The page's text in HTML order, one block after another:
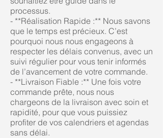
processus.
- **Réalisation Rapide :** Nous savons
que le temps est précieux. C’est
pourquoi nous nous engageons à
respecter les délais convenus, avec un
suivi régulier pour vous tenir informés
de l’avancement de votre commande.
- **Livraison Fiable :** Une fois votre
commande prête, nous nous
chargeons de la livraison avec soin et
rapidité, pour que vous puissiez
profiter de vos calendriers et agendas
sans délai.